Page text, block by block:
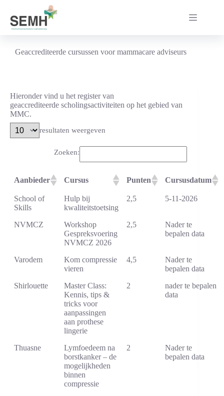
inhoud
Geaccrediteerde cursussen voor mammacare adviseurs
Hieronder vind u het register van
geaccrediteerde scholingsactiviteiten op het gebied van
MMC.
resultaten weergeven
Zoeken:
Aanbieder Cursus Punten Cursusdatum
School of
Skills
Hulp bij
kwaliteitstoetsing
2,5 5-11-2026
NVMCZ
Workshop
Gespreksvoering
NVMCZ 2026
2,5
Nader te
bepalen data
Varodem
Kom compressie
vieren
4,5
Nader te
bepalen data
Shirlouette
Master Class:
Kennis, tips &
tricks voor
aanpassingen
aan prothese
lingerie
2
nader te bepalen
data
Thuasne
Lymfoedeem na
borstkanker – de
mogelijkheden
binnen
compressie
2
Nader te
bepalen data